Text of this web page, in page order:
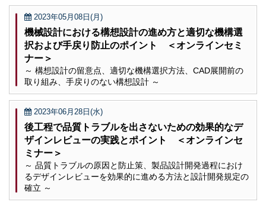
2023年05月08日(月)
機械設計における構想設計の進め方と適切な機構選
択および手戻り防止のポイント ＜オンラインセミ
ナー＞
～ 構想設計の留意点、適切な機構選択方法、CAD展開前の
取り組み、手戻りのない構想設計 ～
2023年06月28日(水)
後工程で品質トラブルを出さないための効果的なデ
ザインレビューの実践とポイント ＜オンラインセ
ミナー＞
～ 品質トラブルの原因と防止策、製品設計開発過程におけ
るデザインレビューを効果的に進める方法と設計開発規定の
確立 ～